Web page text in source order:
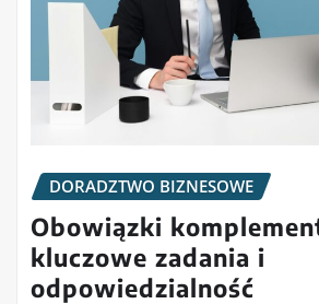
DORADZTWO BIZNESOWE
Obowiązki
kluczowe zadania i
odpowiedzialność